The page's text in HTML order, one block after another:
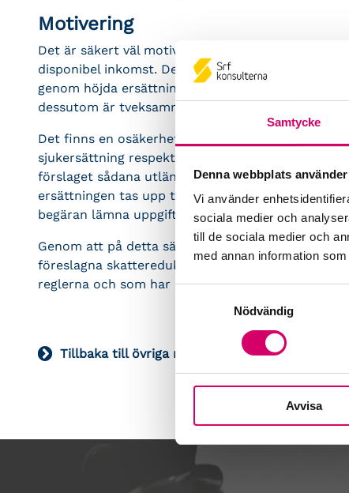
Samtycke
Denna webbplats
Vi använder
sociala medier och
till de sociala medier och
med annan information
Nödvändig
Avvisa
Motivering
Det är säkert väl motiverat att personer med
disponibel inkomst. Det har Srf konsulternas
genom höjda ersättningsnivåer och inte genom
dessutom är tveksamma ur ett
Det finns en osäkerhet i förslaget kring vilka
sjukersättning respektive aktivitetsersättning
förslaget sådana utländska ersättningar beaktas
ersättningen tas upp till beskattning i Sverige.
begäran lämna uppgifter om underlaget för
Genom att på detta sätt kräva ett aktivt
föreslagna skattereduktionen i denna del enbart
reglerna och som har ork och förmåga att ta
Tillbaka till övriga remisser